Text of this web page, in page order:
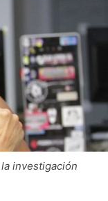
investigación